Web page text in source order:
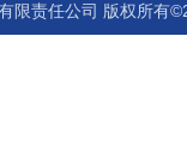
限责任公司 版权所有